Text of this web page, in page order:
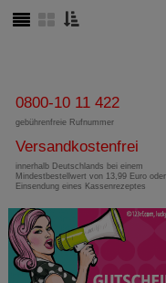
0800-10 11 422
gebührenfreie Rufnummer
Versandkostenfrei
innerhalb Deutschlands bei einem
Mindestbestellwert von 13,99 Euro
Einsendung eines Kassenrezeptes